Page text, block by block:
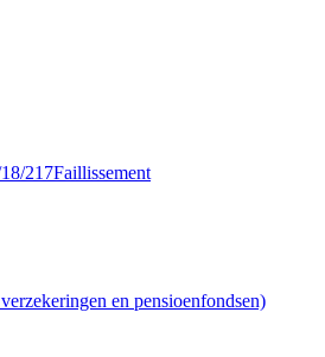
217Faillissement
en pensioenfondsen)